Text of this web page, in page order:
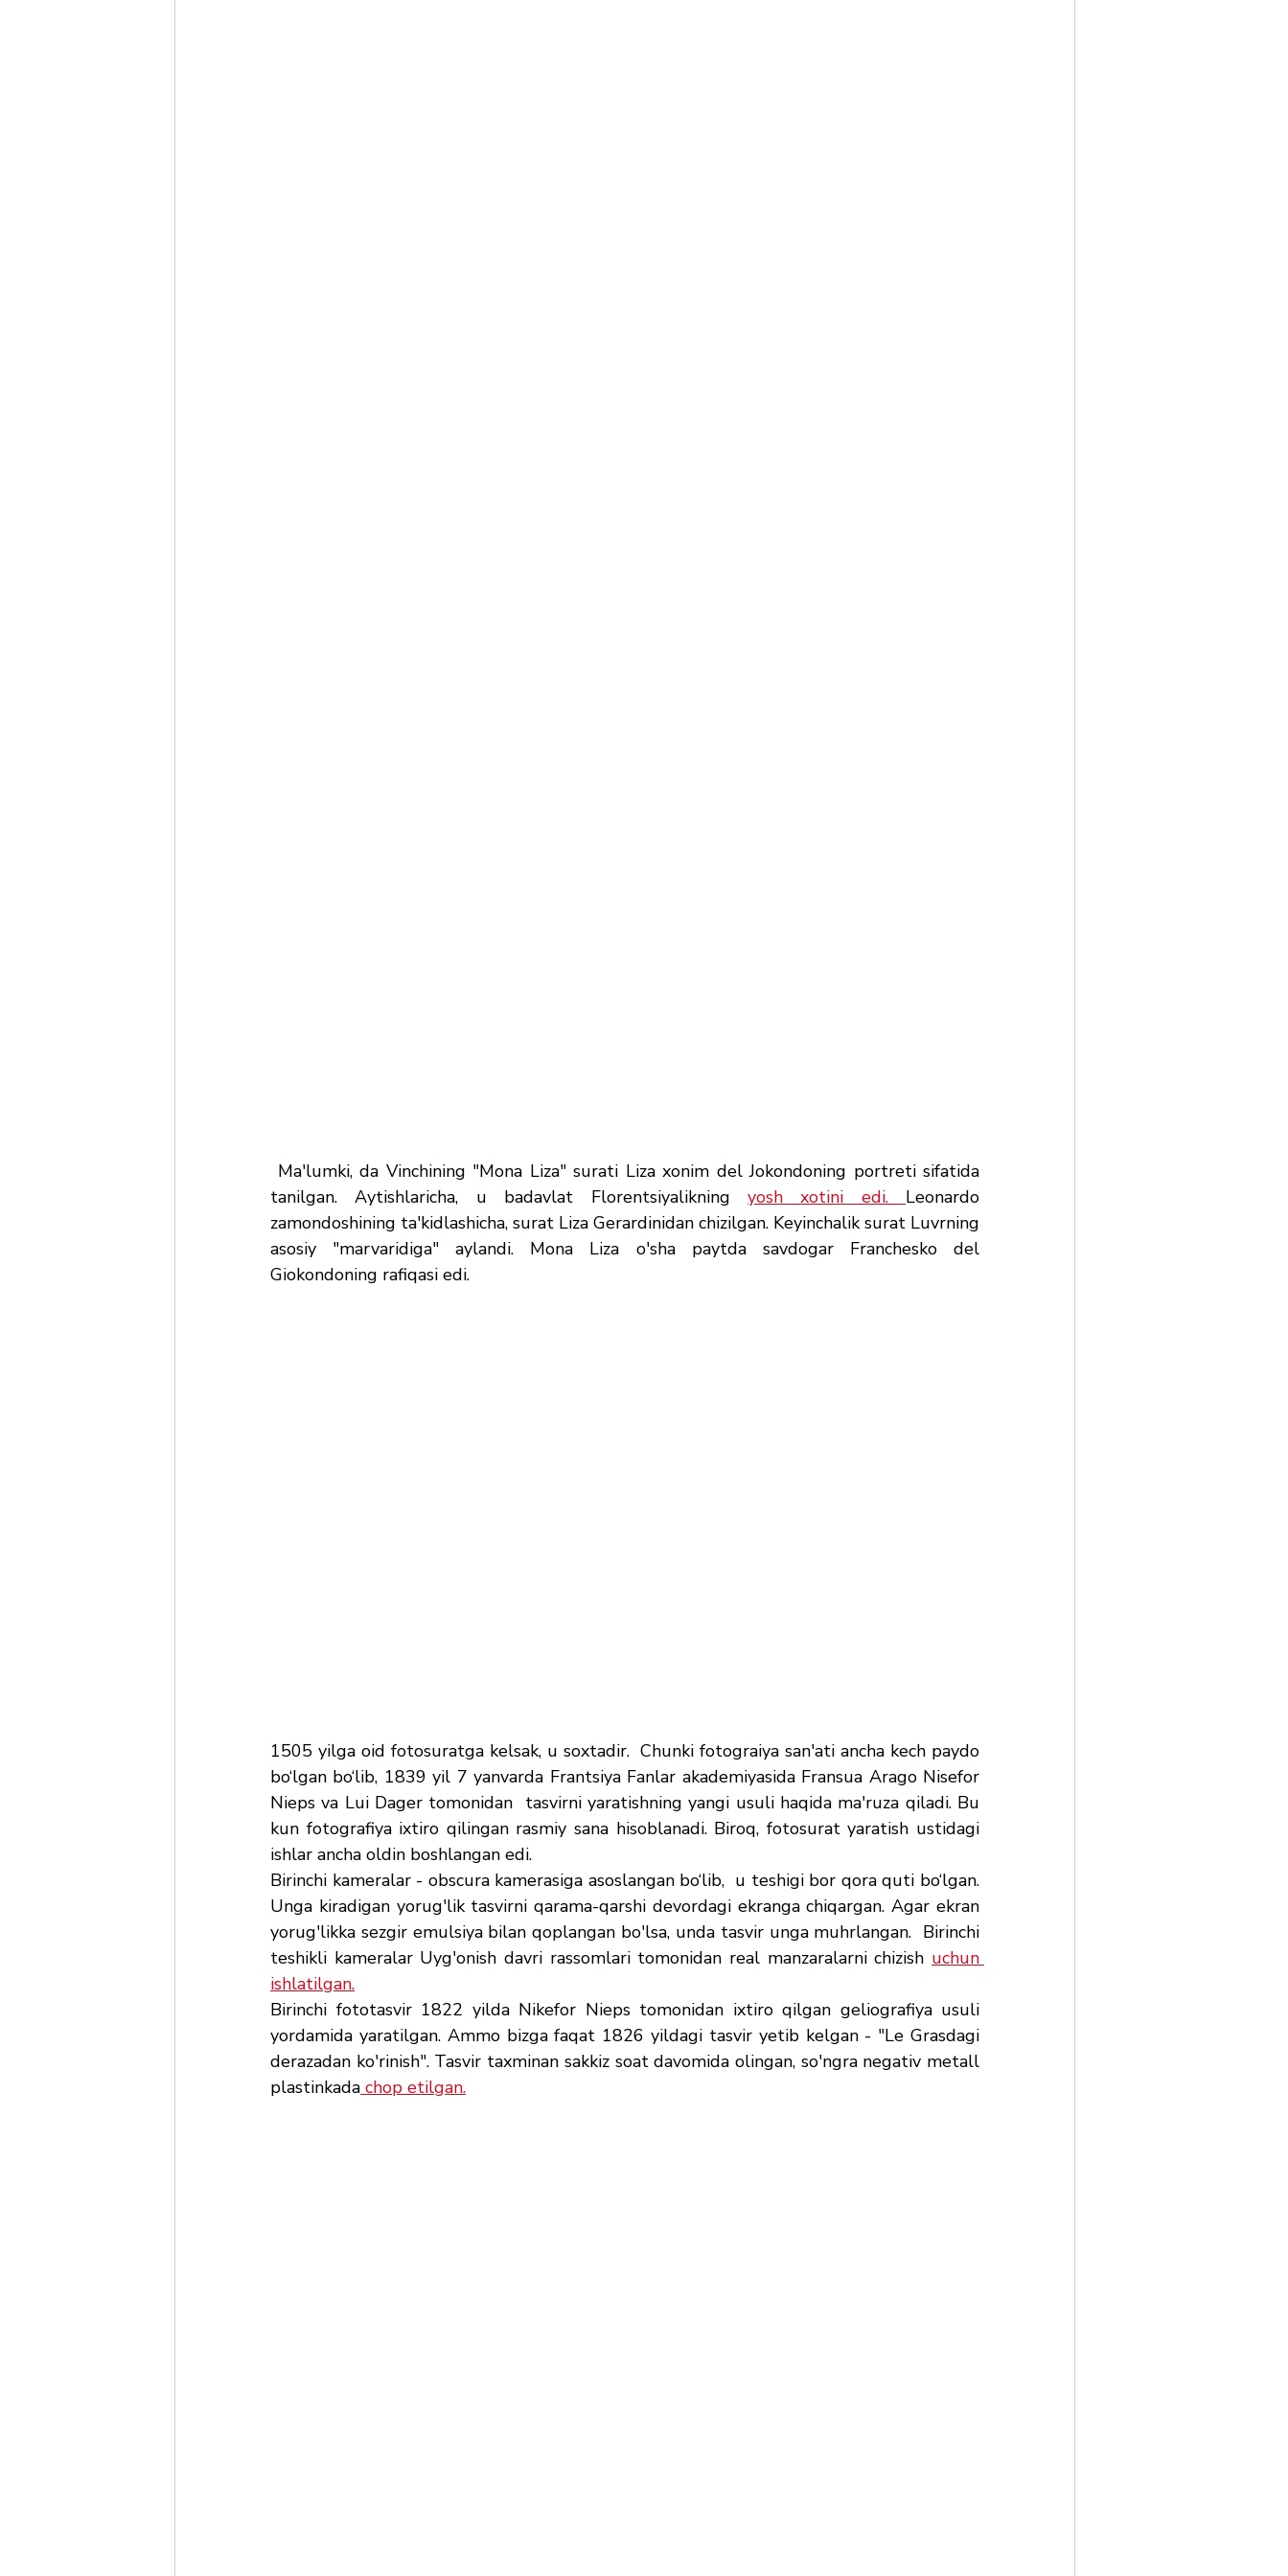
Ma'lumki, da Vinchining "Mona Liza" surati Liza xonim del Jokondoning portreti sifatida
tanilgan. Aytishlaricha, u badavlat Florentsiyalikning yosh xotini edi. Leonardo
zamondoshining ta'kidlashicha, surat Liza Gerardinidan chizilgan. Keyinchalik surat Luvrning
asosiy "marvaridiga" aylandi. Mona Liza o'sha paytda savdogar Franchesko del
Giokondoning rafiqasi edi.
1505 yilga oid fotosuratga kelsak, u soxtadir.  Chunki fotograiya san'ati ancha kech paydo
bo‘lgan bo‘lib, 1839 yil 7 yanvarda Frantsiya Fanlar akademiyasida Fransua Arago Nisefor
Nieps va Lui Dager tomonidan  tasvirni yaratishning yangi usuli haqida ma'ruza qiladi. Bu
kun fotografiya ixtiro qilingan rasmiy sana hisoblanadi. Biroq, fotosurat yaratish ustidagi
ishlar ancha oldin boshlangan edi.
Birinchi kameralar - obscura kamerasiga asoslangan bo‘lib,  u teshigi bor qora quti bo‘lgan.
Unga kiradigan yorug'lik tasvirni qarama-qarshi devordagi ekranga chiqargan. Agar ekran
yorug'likka sezgir emulsiya bilan qoplangan bo'lsa, unda tasvir unga muhrlangan.  Birinchi
teshikli kameralar Uyg'onish davri rassomlari tomonidan real manzaralarni chizish uchun
ishlatilgan.
Birinchi fototasvir 1822 yilda Nikefor Nieps tomonidan ixtiro qilgan geliografiya usuli
yordamida yaratilgan. Ammo bizga faqat 1826 yildagi tasvir yetib kelgan - "Le Grasdagi
derazadan ko'rinish". Tasvir taxminan sakkiz soat davomida olingan, so'ngra negativ metall
plastinkada chop etilgan.